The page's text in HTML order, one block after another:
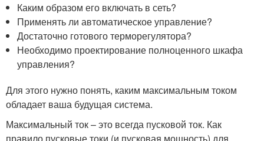
Каким образом его включать в сеть?
Применять ли автоматическое управление?
Достаточно готового терморегулятора?
Необходимо проектирование полноценного шкафа
управления?
Для этого нужно понять, каким максимальным током
обладает ваша будущая система.
Максимальный ток – это всегда пусковой ток. Как